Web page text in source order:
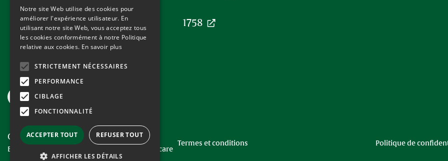
1758
Copyright Brewery Martens
Beer brewed carefully, to be consumed with care
Termes et conditions Politique de
Notre site Web utilise des cookies pour
améliorer l'expérience utilisateur. En
utilisant notre site Web, vous acceptez tous
les cookies conformément à notre Politique
relative aux cookies. En savoir plus
STRICTEMENT NÉCESSAIRES
PERFORMANCE
CIBLAGE
FONCTIONNALITÉ
ACCEPTER TOUT REFUSER TOUT
AFFICHER LES DÉTAILS